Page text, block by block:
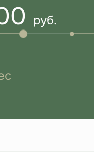
руб.